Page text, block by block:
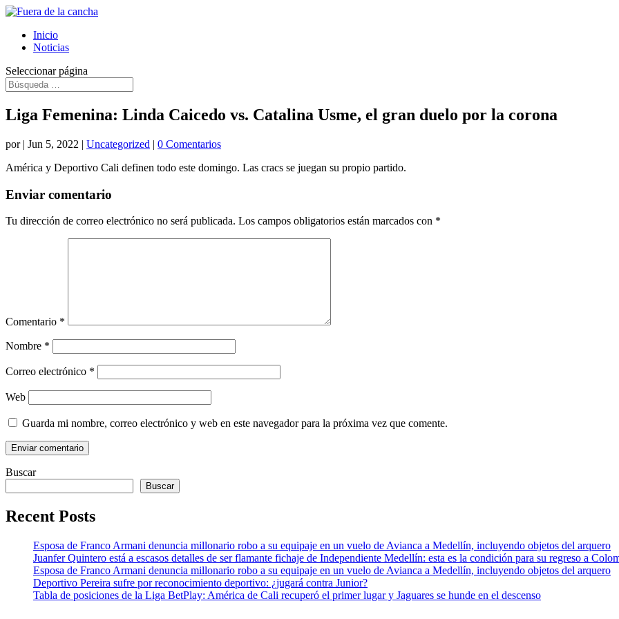
Inicio
Noticias
Seleccionar página
Liga Femenina: Linda Caicedo vs. Catalina Usme, el gran duelo por la corona
por | Jun 5, 2022 | Uncategorized | 0 Comentarios
América y Deportivo Cali definen todo este domingo. Las cracs se juegan su propio partido.
Enviar comentario
Tu dirección de correo electrónico no será publicada. Los campos obligatorios están marcados con *
Comentario *
Nombre *
Correo electrónico *
Web
Guarda mi nombre, correo electrónico y web en este navegador para la próxima vez que comente.
Buscar
Buscar
Recent Posts
Esposa de Franco Armani denuncia millonario robo a su equipaje en un vuelo de Avianca a Medellín, incluyendo objetos del arquero
Juanfer Quintero está a escasos detalles de ser flamante fichaje de Independiente Medellín: esta es la condición para su regreso a
Esposa de Franco Armani denuncia millonario robo a su equipaje en un vuelo de Avianca a Medellín, incluyendo objetos del arquero
Deportivo Pereira sufre por reconocimiento deportivo: ¿jugará contra Junior?
Tabla de posiciones de la Liga BetPlay: América de Cali recuperó el primer lugar y Jaguares se hunde en el descenso